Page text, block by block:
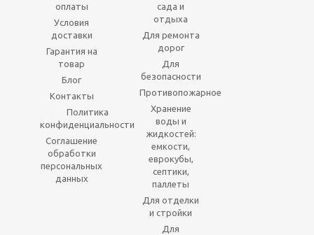
оплаты
Условия
доставки
Гарантия на
товар
Блог
Контакты
Политика
конфиденциальности
Соглашение
обработки
персональных
данных
сада и
отдыха
Для ремонта
дорог
Для
безопасности
Противопожарное
Хранение
воды и
жидкостей:
емкости,
еврокубы,
септики,
паллеты
Для отделки
и стройки
Для